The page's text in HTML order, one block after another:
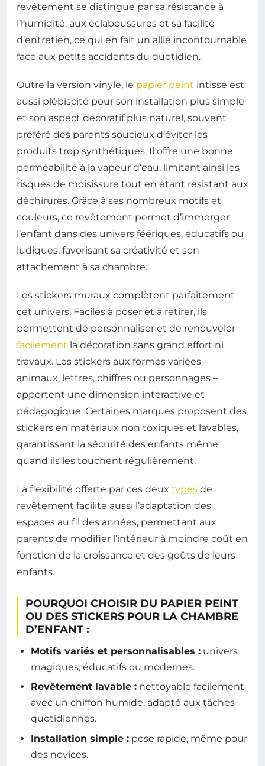
revêtement se distingue par sa résistance à
l’humidité, aux éclaboussures et sa facilité
d’entretien, ce qui en fait un allié incontournable
face aux petits accidents du quotidien.
Outre la version vinyle, le papier peint intissé est
aussi plébiscité pour son installation plus simple
et son aspect décoratif plus naturel, souvent
préféré des parents soucieux d’éviter les
produits trop synthétiques. Il offre une bonne
perméabilité à la vapeur d’eau, limitant ainsi les
risques de moisissure tout en étant résistant aux
déchirures. Grâce à ses nombreux motifs et
couleurs, ce revêtement permet d’immerger
l’enfant dans des univers féériques, éducatifs ou
ludiques, favorisant sa créativité et son
attachement à sa chambre.
Les stickers muraux complètent parfaitement
cet univers. Faciles à poser et à retirer, ils
permettent de personnaliser et de renouveler
facilement la décoration sans grand effort ni
travaux. Les stickers aux formes variées –
animaux, lettres, chiffres ou personnages –
apportent une dimension interactive et
pédagogique. Certaines marques proposent des
stickers en matériaux non toxiques et lavables,
garantissant la sécurité des enfants même
quand ils les touchent régulièrement.
La flexibilité offerte par ces deux types de
revêtement facilite aussi l’adaptation des
espaces au fil des années, permettant aux
parents de modifier l’intérieur à moindre coût en
fonction de la croissance et des goûts de leurs
enfants.
POURQUOI CHOISIR DU PAPIER PEINT
OU DES STICKERS POUR LA CHAMBRE
D’ENFANT :
Motifs variés et personnalisables : univers
magiques, éducatifs ou modernes.
Revêtement lavable : nettoyable facilement
avec un chiffon humide, adapté aux tâches
quotidiennes.
Installation simple : pose rapide, même pour
des novices.